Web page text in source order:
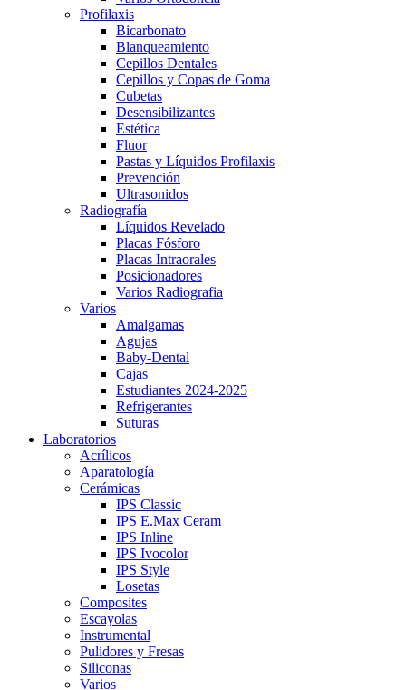
Profilaxis
Bicarbonato
Blanqueamiento
Cepillos Dentales
Cepillos y Copas de Goma
Cubetas
Desensibilizantes
Estética
Fluor
Pastas y Líquidos Profilaxis
Prevención
Ultrasonidos
Radiografía
Líquidos Revelado
Placas Fósforo
Placas Intraorales
Posicionadores
Varios Radiografia
Varios
Amalgamas
Agujas
Baby-Dental
Cajas
Estudiantes 2024-2025
Refrigerantes
Suturas
Laboratorios
Acrílicos
Aparatología
Cerámicas
IPS Classic
IPS E.Max Ceram
IPS Inline
IPS Ivocolor
IPS Style
Losetas
Composites
Escayolas
Instrumental
Pulidores y Fresas
Siliconas
Varios